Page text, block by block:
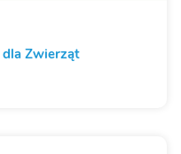
Zwierząt